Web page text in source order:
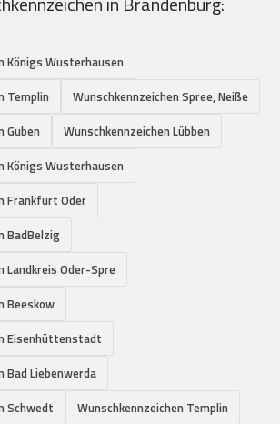
Königs Wusterhausen
Templin
Wunschkennzeichen Spree, Neiße
Guben
Wunschkennzeichen Lübben
Königs Wusterhausen
Frankfurt Oder
BadBelzig
Landkreis Oder-Spre
Beeskow
Eisenhüttenstadt
Bad Liebenwerda
Schwedt
Wunschkennzeichen Templin